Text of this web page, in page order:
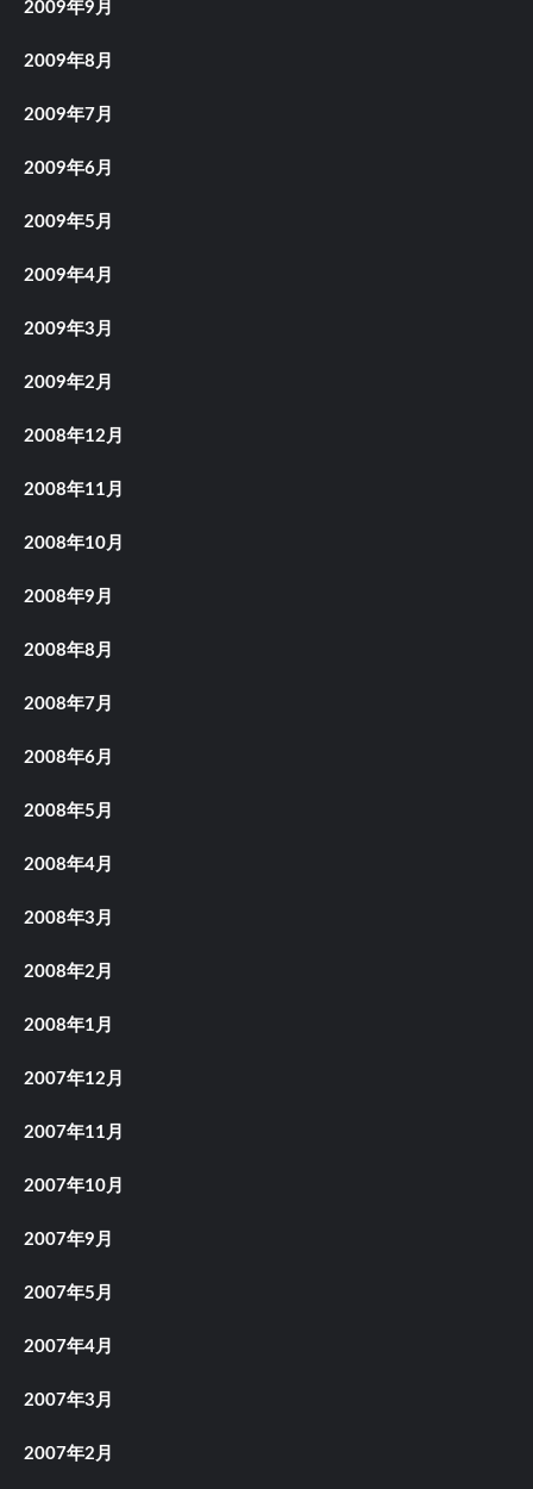
2009年9月
2009年8月
2009年7月
2009年6月
2009年5月
2009年4月
2009年3月
2009年2月
2008年12月
2008年11月
2008年10月
2008年9月
2008年8月
2008年7月
2008年6月
2008年5月
2008年4月
2008年3月
2008年2月
2008年1月
2007年12月
2007年11月
2007年10月
2007年9月
2007年5月
2007年4月
2007年3月
2007年2月